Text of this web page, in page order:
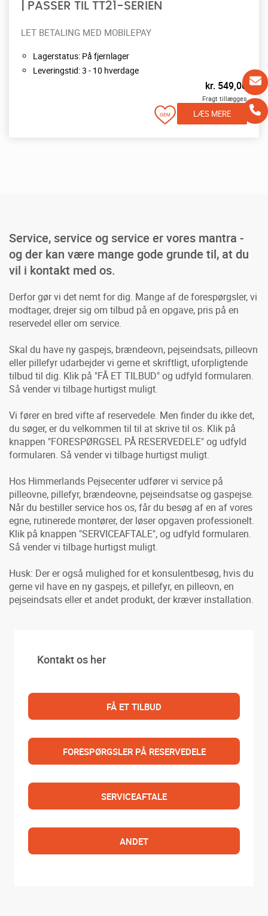
| PASSER TIL TT21-SERIEN
LET BETALING MED MOBILEPAY
Lagerstatus: På fjernlager
Leveringstid: 3 - 10 hverdage
kr. 549,00
Fragt tillægges
LÆS MERE
Service, service og service er vores mantra -
og der kan være mange gode grunde til, at du
vil i kontakt med os.
Derfor gør vi det nemt for dig. Mange af de forespørgsler, vi
modtager, drejer sig om tilbud på en opgave, pris på en
reservedel eller om service.
Skal du have ny gaspejs, brændeovn, pejseindsats, pilleovn
eller pillefyr udarbejder vi gerne et skriftligt, uforpligtende
tilbud til dig. Klik på "FÅ ET TILBUD" og udfyld formularen.
Så vender vi tilbage hurtigst muligt.
Vi fører en bred vifte af reservedele. Men finder du ikke det,
du søger, er du velkommen til til at skrive til os. Klik på
knappen "FORESPØRGSEL PÅ RESERVEDELE" og udfyld
formularen. Så vender vi tilbage hurtigst muligt.
Hos Himmerlands Pejsecenter udfører vi service på
pilleovne, pillefyr, brændeovne, pejseindsatse og gaspejse.
Når du bestiller service hos os, får du besøg af en af vores
egne, rutinerede montører, der løser opgaven professionelt.
Klik på knappen "SERVICEAFTALE", og udfyld formularen.
Så vender vi tilbage hurtigst muligt.
Husk: Der er også mulighed for et konsulentbesøg, hvis du
gerne vil have en ny gaspejs, et pillefyr, en pilleovn, en
pejseindsats eller et andet produkt, der kræver installation.
Kontakt os her
FÅ ET TILBUD
FORESPØRGSLER PÅ RESERVEDELE
SERVICEAFTALE
ANDET